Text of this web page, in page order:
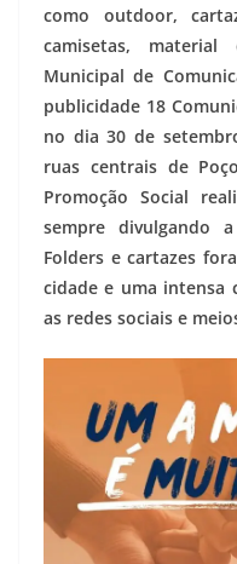
como outdoor,
camisetas, material
Municipal de
publicidade 18
no dia 30 de
ruas centrais de
Promoção Social
sempre divulgando a
Folders e cartazes
cidade e uma intensa
as redes sociais e